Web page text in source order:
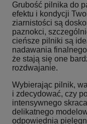
Grubość pilnika do
efektu i kondycji
ziarnistości są
paznokci,
cieńsze pilniki są
nadawania
że stają się one
rozdwajanie.
Wybierając pilnik,
i zdecydować, czy
intensywnego
delikatnego
odpowiednia